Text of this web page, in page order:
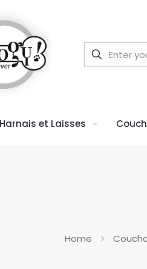
et Laisses
Home